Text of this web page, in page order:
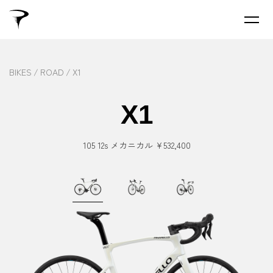
BIKES ROAD X1
X1
105 12s メカニカル ¥532,400